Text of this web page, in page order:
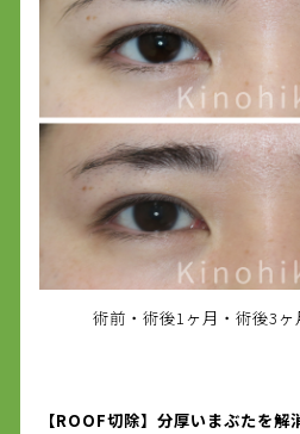
術前・術後1ヶ月・術後3
【ROOF切除】分厚いまぶたを